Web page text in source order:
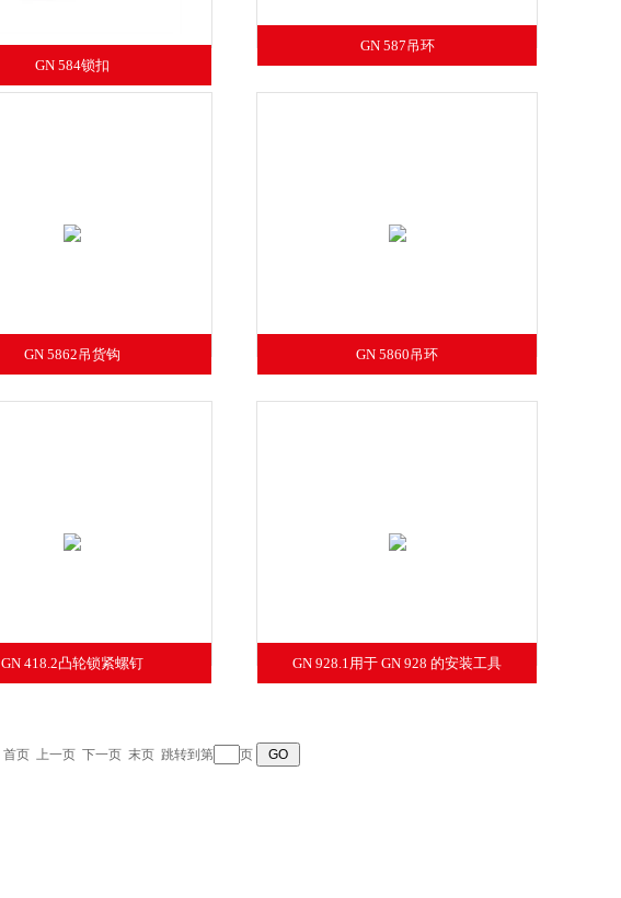
GN 584锁扣
GN 587吊环
GN 5862吊货钩 GN 5860吊环
GN 418.2凸轮锁紧螺钉 GN 928.1用于 GN 928 的安装工具
首页 上一页 下一页 末页跳转到第 页